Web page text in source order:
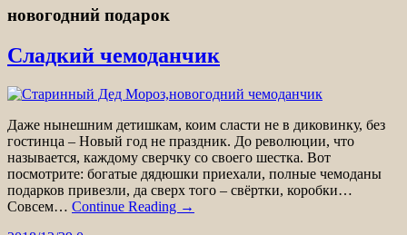
новогодний подарок
Сладкий чемоданчик
Даже нынешним детишкам, коим сласти не в диковинку, без
гостинца – Новый год не праздник. До революции, что
называется, каждому сверчку со своего шестка. Вот
посмотрите: богатые дядюшки приехали, полные чемоданы
подарков привезли, да сверх того – свёртки, коробки…
Совсем… Continue Reading →